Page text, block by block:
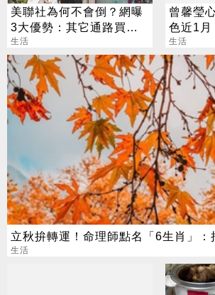
美聯社為何不會倒？網曝
3大優勢：其它通路買不
到
生活
曾馨瑩
色近1月
生活
立秋拚轉運！命理師點名「6生肖」：
生活